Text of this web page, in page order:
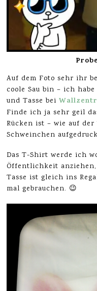
Auf dem Foto sehr ihr
coole Sau bin – ich
und Tasse bei
Finde ich ja sehr geil
Rücken ist – wie auf der
Schweinchen
Das T-Shirt werde ich
Öffentlichkeit
Tasse ist gleich ins
mal gebrauchen. 😉